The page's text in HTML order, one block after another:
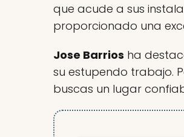
que acude a sus
proporcionado una
Jose Barrios ha
su estupendo trabajo.
buscas un lugar